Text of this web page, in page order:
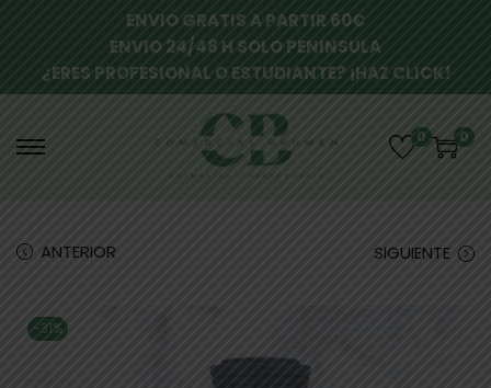
ENVIO GRATIS A PARTIR 60€
ENVIO 24/48 H SOLO PENINSULA
¿ERES PROFESIONAL O ESTUDIANTE? ¡HAZ CLICK!
0 0
ANTERIOR SIGUIENTE
-31%